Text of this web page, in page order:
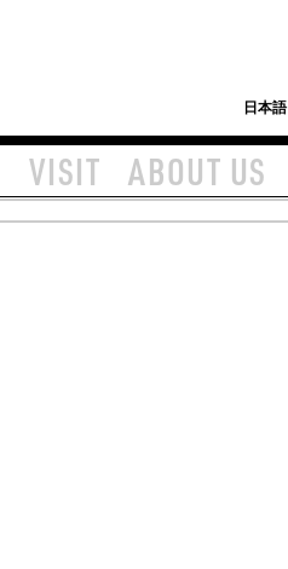
日本語
VISIT
ABOUT US